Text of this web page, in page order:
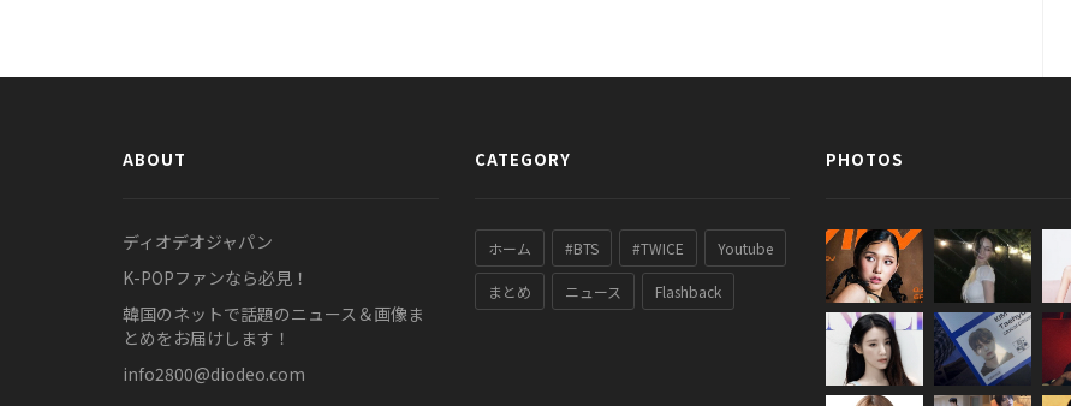
ABOUT
ディオデオジャパン
K-POPファンなら必見！
韓国のネットで話題のニュース＆画像ま
とめをお届けします！
info2800@diodeo.com
CATEGORY
ホーム #BTS #TWICE Youtube
まとめ ニュース Flashback
PHOTOS